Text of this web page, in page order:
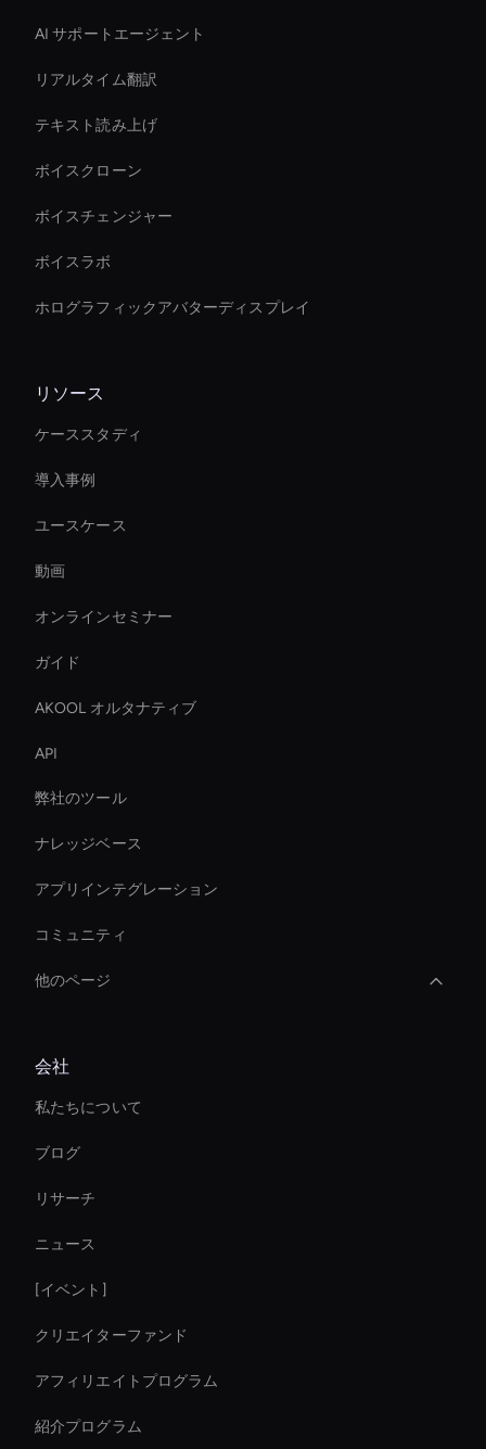
AI サポートエージェント
リアルタイム翻訳
テキスト読み上げ
ボイスクローン
ボイスチェンジャー
ボイスラボ
ホログラフィックアバターディスプレイ
リソース
ケーススタディ
導入事例
ユースケース
動画
オンラインセミナー
ガイド
AKOOL オルタナティブ
API
弊社のツール
ナレッジベース
アプリインテグレーション
コミュニティ
他のページ
Virtual Assistant For Business
Ai Avatar In Retail
interactive hologram
eコマームの売り上げを即座に増やす
Ai Agent For Automation
Enterprise Solutions For Ai Avatars
AI ビデオアップスケーラーツール
会社
私たちについて
ブログ
リサーチ
ニュース
[イベント]
クリエイターファンド
アフィリエイトプログラム
紹介プログラム